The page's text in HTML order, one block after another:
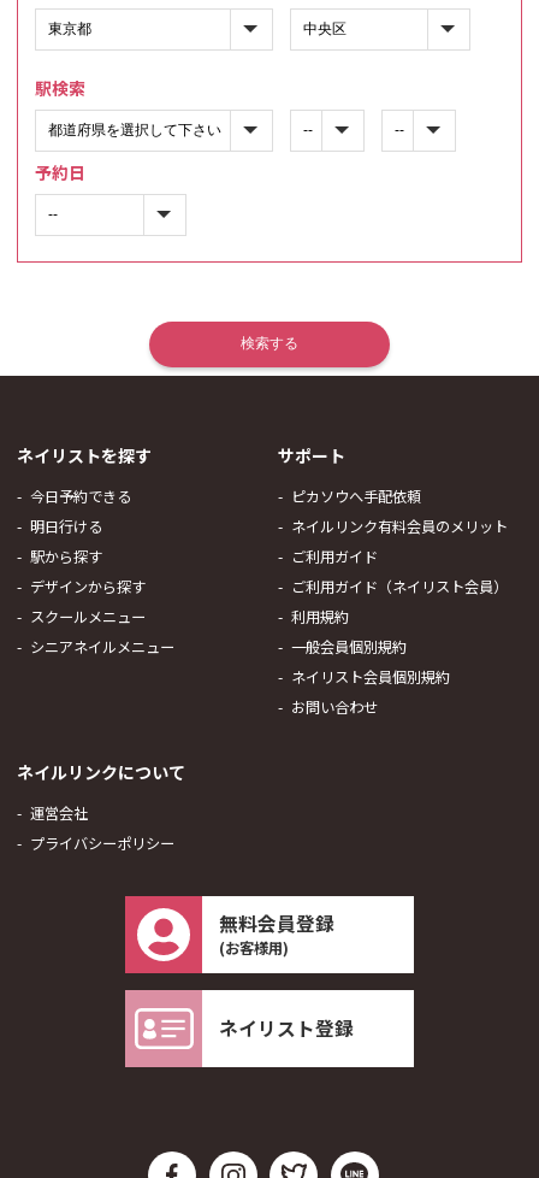
駅検索
予約日
ネイリストを探す
今日予約できる
明日行ける
駅から探す
デザインから探す
スクールメニュー
シニアネイルメニュー
サポート
ピカソウへ手配依頼
ネイルリンク有料会員のメリット
ご利用ガイド
ご利用ガイド（ネイリスト会員）
利用規約
一般会員個別規約
ネイリスト会員個別規約
お問い合わせ
ネイルリンクについて
運営会社
プライバシーポリシー
無料会員登録
(お客様用)
ネイリスト登録